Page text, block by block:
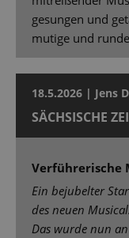
gesungen und
mutige und
18.5.2026 | Jens
SÄCHSISCHE
Verführerische
Ein bejubelter
des neuen
Das wurde nun